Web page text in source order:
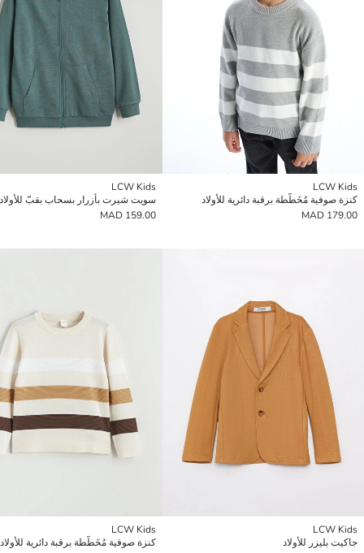
LCW Kids
كنزة صوفية مُخَطَّطة برقبة دائرية للأولاد
179.00 MAD
LCW Kids
سويت شيرت بأزرار بسحاب بقبّ للأولاد
159.00 MAD
LCW Kids
جاكيت بليزر للأولاد
LCW Kids
كنزة صوفية مُخَطَّطة برقبة دائرية للأولاد